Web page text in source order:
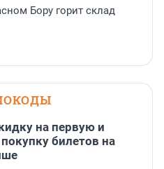
Бору горит склад
на первую и
билетов на